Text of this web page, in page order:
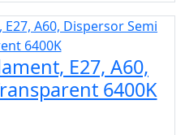
E27, A60,
6400K